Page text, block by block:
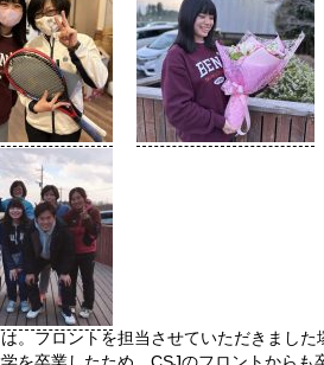
。フロントを担当させていただきました